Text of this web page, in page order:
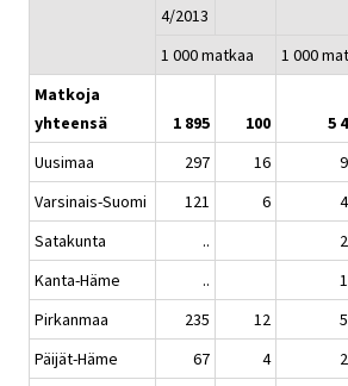
4/2013
1 000 matkaa 1 000
Matkoja
yhteensä
1 895 100 5
Uusimaa
297 16
Varsinais-Suomi
121 6
Satakunta
..
Kanta-Häme
..
Pirkanmaa
235 12
Päijät-Häme
67 4